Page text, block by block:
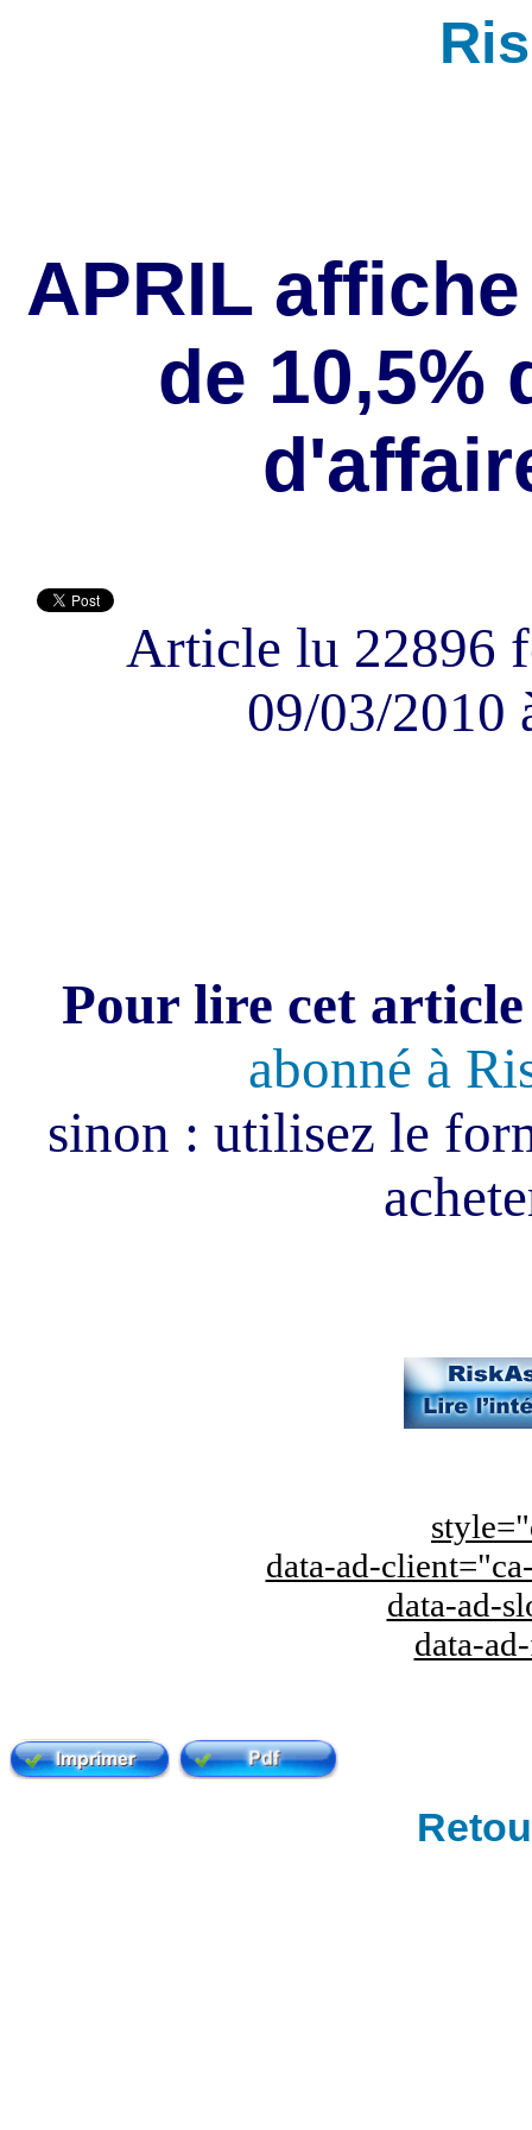
APRIL
de 10,5%
Article lu 22896
09/03/2010
Pour lire cet
abonné à
sinon : utilisez le
data-ad-
data-ad-
data-